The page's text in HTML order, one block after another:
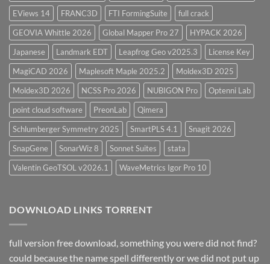
EViews 14
FRANC3D FTI FormingSuite
full crack
GEOVIA Whittle 2026
Global Mapper Pro 27
HYPACK 2026
Japanese
Landmark EDT Leapfrog Geo v2025.3
License Key
MagiCAD 2026
Maplesoft Maple 2025.2
Moldex3D 2025
Moldex3D 2026
NCSS Pro 2026 NUBIGON Pro
Optenni Lab
point cloud software
PreonLab
Qimera
Schlumberger Symmetry 2025
SmartPLS 4.1
Snagit 2026
SnapGene
SonarWiz 8 Sonnet Suites
stata
Valentin GeoTSOL v2026.1
WaveMetrics Igor Pro 10
DOWNLOAD LINKS TORRENT
full version free download, something you were did not find?
could because the name spell differently or we did not put up